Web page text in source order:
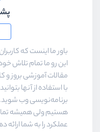
باور ما اینست که
این رو ما تمام تلاش
مقالات آموزشی بروز و
با استفاده از آنها
برنامه‌نویسی وب
هستیم ولی همیشه
عملکرد را به شما ارائه